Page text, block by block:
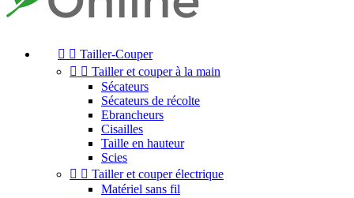
  Tailler-Couper
  Tailler et couper à la main
Sécateurs
Sécateurs de récolte
Ebrancheurs
Cisailles
Taille en hauteur
Scies
  Tailler et couper électrique
Matériel sans fil